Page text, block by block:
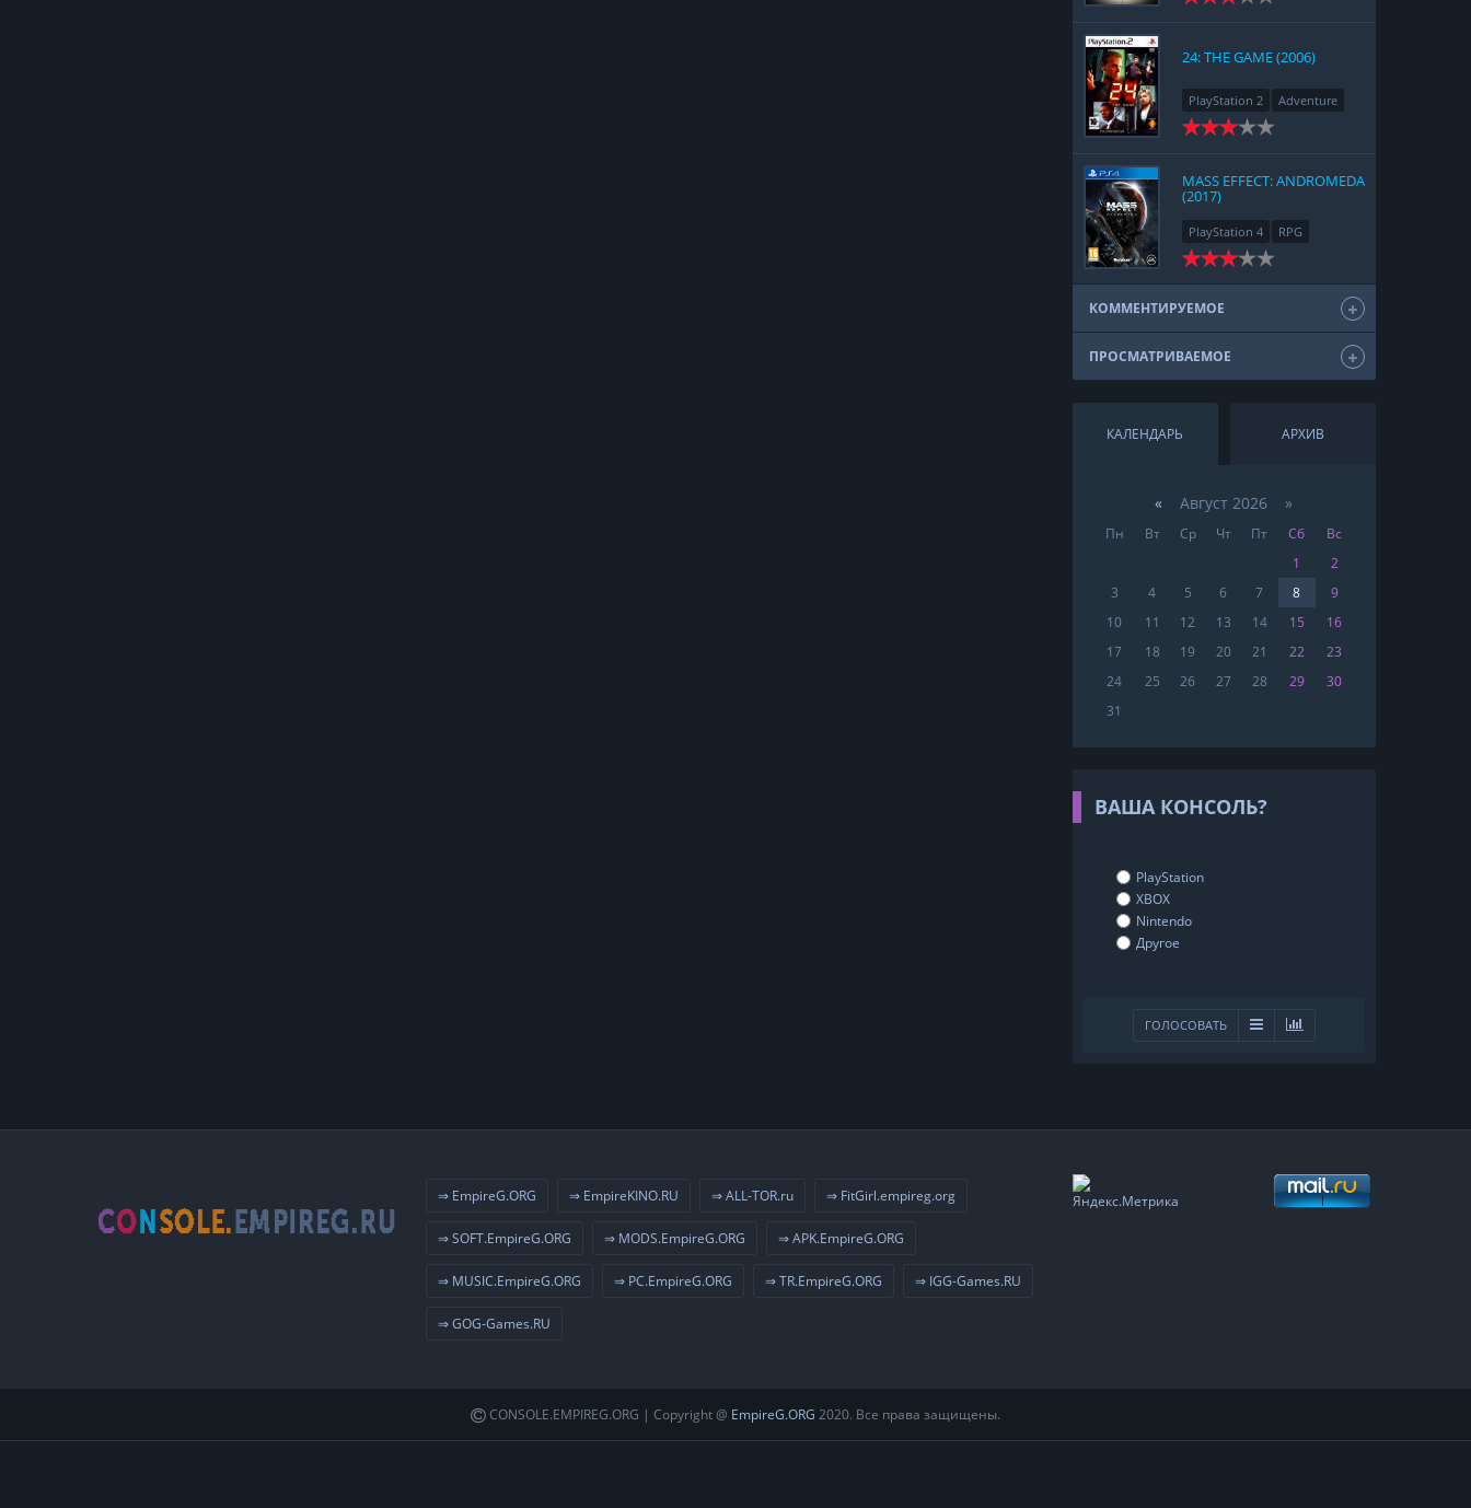
24: THE GAME (2006)
PlayStation 2 Adventure
MASS EFFECT: ANDROMEDA
(2017)
PlayStation 4 RPG
КОММЕНТИРУЕМОЕ
ПРОСМАТРИВАЕМОЕ
КАЛЕНДАРЬ АРХИВ
« Август 2026 »
Пн Вт Ср Чт Пт Сб
Вс
1
2
3
4 5 6 7 8
9
10
11 12 13 14 15
16
17
18 19 20 21 22
23
24
25 26 27 28 29
30
31
ВАША КОНСОЛЬ?
PlayStation
XBOX
Nintendo
Другое
ГОЛОСОВАТЬ
⇒ EmpireG.ORG ⇒ EmpireKINO.RU ⇒ ALL-TOR.ru ⇒ FitGirl.empireg.org
⇒ SOFT.EmpireG.ORG ⇒ MODS.EmpireG.ORG ⇒ APK.EmpireG.ORG
⇒ MUSIC.EmpireG.ORG ⇒ PC.EmpireG.ORG ⇒ TR.EmpireG.ORG ⇒ IGG-Games.RU
⇒ GOG-Games.RU
CONSOLE.EMPIREG.ORG | Copyright @ EmpireG.ORG 2020. Все права защищены.